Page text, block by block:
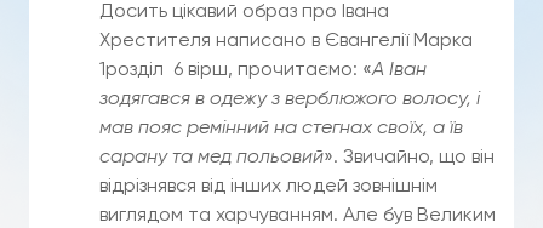
Досить цікавий образ про Івана
Хрестителя написано в Євангелії Марка
1розділ 6 вірш, прочитаємо: «А Іван
зодягався в одежу з верблюжого волосу, і
мав пояс ремінний на стегнах своїх, а їв
сарану та мед польовий». Звичайно, що він
відрізнявся від інших людей зовнішнім
виглядом та харчуванням. Але був Великим